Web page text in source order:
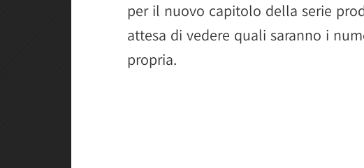
per il nuovo capitolo della serie
attesa di vedere quali saranno i
propria.